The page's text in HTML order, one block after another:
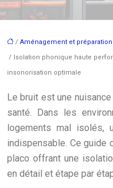
/ Aménagement et
/ Isolation phonique haute
insonorisation optimale
Le bruit est une
santé. Dans les
logements mal isolés,
indispensable. Ce guide
placo offrant une
en détail et étape par